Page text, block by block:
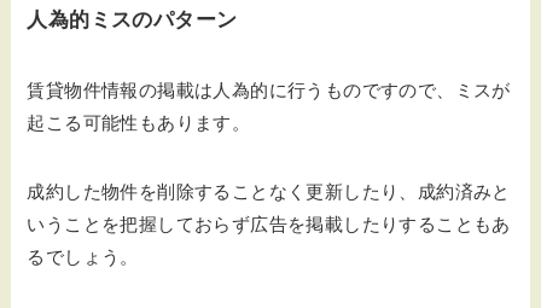
人為的ミスのパターン
賃貸物件情報の掲載は人為的に行うものですので、ミスが
起こる可能性もあります。
成約した物件を削除することなく更新したり、成約済みと
いうことを把握しておらず広告を掲載したりすることもあ
るでしょう。